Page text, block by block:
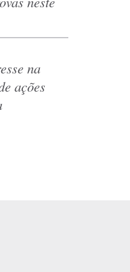
na
ações